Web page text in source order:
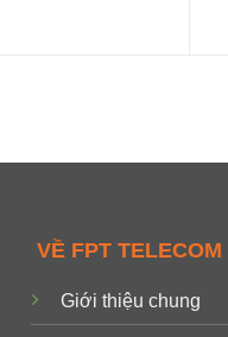
VỀ FPT TELECOM
Giới thiệu chung